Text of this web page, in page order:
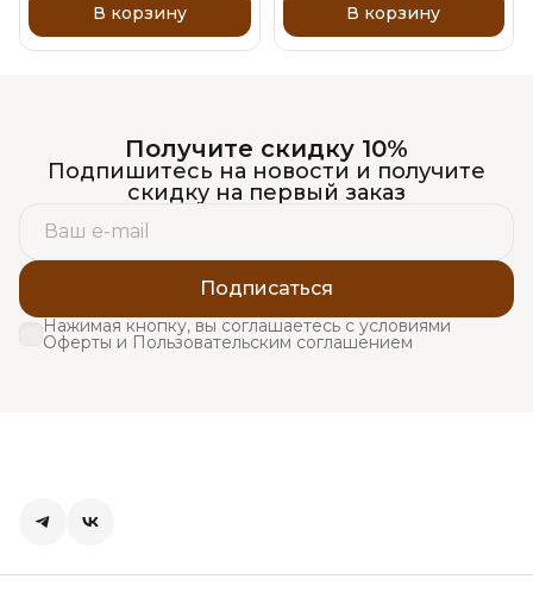
В корзину В корзину
Получите скидку 10%
Подпишитесь на новости и получите
скидку на первый заказ
Подписаться
Нажимая кнопку, вы соглашаетесь с условиями
Оферты и Пользовательским соглашением